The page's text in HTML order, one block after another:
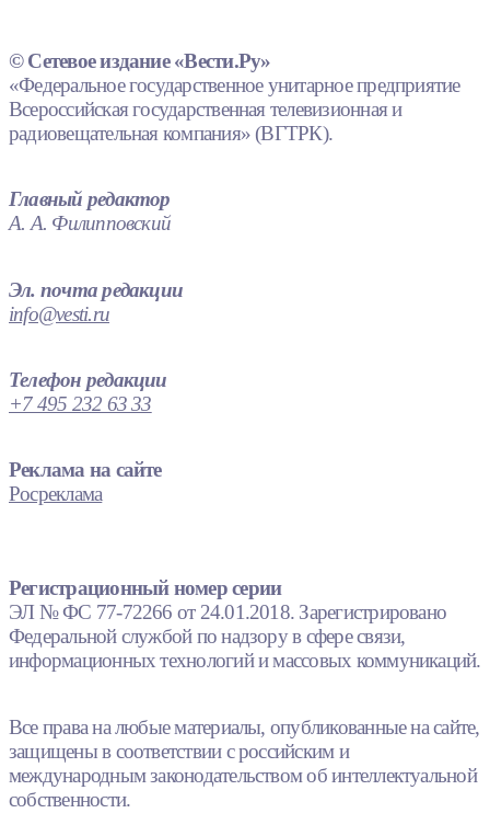
© Сетевое издание «Вести.Ру»
«Федеральное государственное унитарное предприятие
Всероссийская государственная телевизионная и
радиовещательная компания» (ВГТРК).
Главный редактор
А. А. Филипповский
Эл. почта редакции
info@vesti.ru
Телефон редакции
+7 495 232 63 33
Реклама на сайте
Росреклама
Регистрационный номер серии
ЭЛ № ФС 77-72266 от 24.01.2018. Зарегистрировано
Федеральной службой по надзору в сфере связи,
информационных технологий и массовых коммуникаций.
Все права на любые материалы, опубликованные на сайте,
защищены в соответствии с российским и
международным законодательством об интеллектуальной
собственности.